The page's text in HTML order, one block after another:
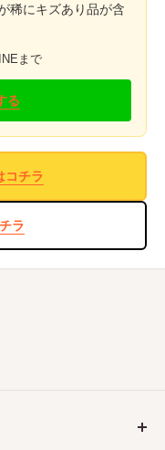
稀にキズあり品が含
まで
る
コチラ
ラ